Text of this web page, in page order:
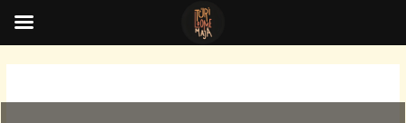
content